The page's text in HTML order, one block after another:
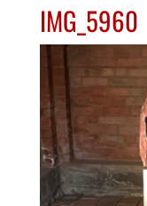
IMG_5960